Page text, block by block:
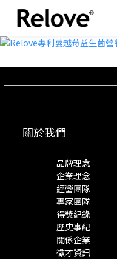
關於我們
品牌理念
企業理念
經營團隊
專家團隊
得獎紀錄
歷史事紀
關係企業
徵才資訊